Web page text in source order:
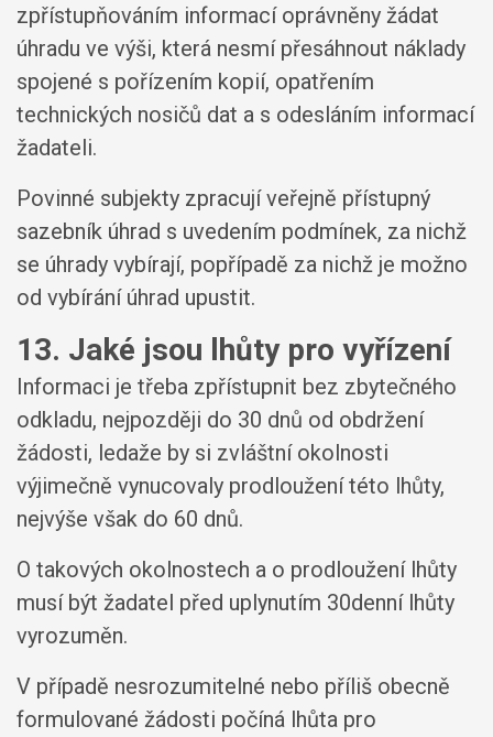
zpřístupňováním informací oprávněny žádat
úhradu ve výši, která nesmí přesáhnout náklady
spojené s pořízením kopií, opatřením
technických nosičů dat a s odesláním informací
žadateli.
Povinné subjekty zpracují veřejně přístupný
sazebník úhrad s uvedením podmínek, za nichž
se úhrady vybírají, popřípadě za nichž je možno
od vybírání úhrad upustit.
13. Jaké jsou lhůty pro vyřízení
Informaci je třeba zpřístupnit bez zbytečného
odkladu, nejpozději do 30 dnů od obdržení
žádosti, ledaže by si zvláštní okolnosti
výjimečně vynucovaly prodloužení této lhůty,
nejvýše však do 60 dnů.
O takových okolnostech a o prodloužení lhůty
musí být žadatel před uplynutím 30denní lhůty
vyrozuměn.
V případě nesrozumitelné nebo příliš obecně
formulované žádosti počíná lhůta pro